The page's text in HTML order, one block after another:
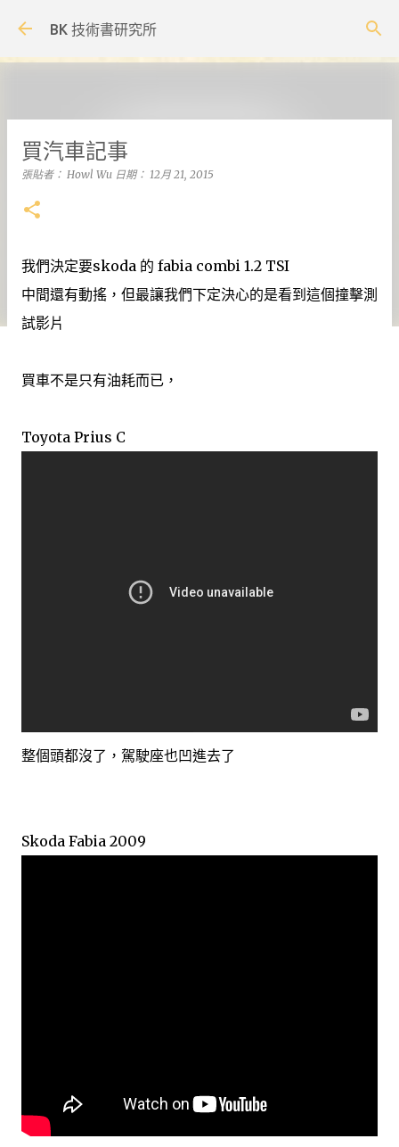
BK 技術書研究所
買汽車記事
張貼者： Howl Wu 日期： 12月 21, 2015
我們決定要skoda 的 fabia combi 1.2 TSI
中間還有動搖，但最讓我們下定決心的是看到這個撞擊測
試影片
買車不是只有油耗而已，
Toyota Prius C
整個頭都沒了，駕駛座也凹進去了
Skoda Fabia 2009